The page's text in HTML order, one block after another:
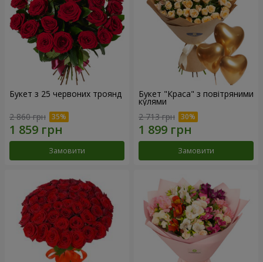
Букет з 25 червоних троянд
2 860 грн
Замовити
Букет "Краса" з повітряними
кулями
2 713 грн
Замовити